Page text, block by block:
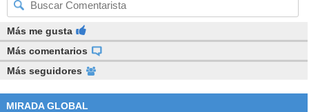
Más me gusta
Más comentarios
Más seguidores
MIRADA GLOBAL